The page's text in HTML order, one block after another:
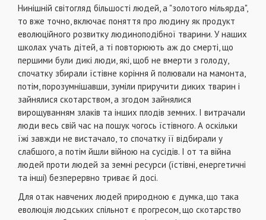
Нинішній світогляд більшості людей, а "золотого мільярда",
то вже точно, включає поняття про людину як продукт
еволюційного розвитку людиноподібної тварини. У наших
школах учать дітей, а ті повторюють аж до смерті, що
першими були дикі люди, які, щоб не вмерти з голоду,
спочатку збирали їстівне коріння й полювали на мамонта,
потім, порозумнішавши, зуміли приручити диких тварин і
зайнялися скотарством, а згодом зайнялися
вирощуванням злаків та інших плодів земних. І витрачали
люди весь свій час на пошук чогось їстівного. А оскільки
їжі завжди не вистачало, то спочатку її відбирали у
слабшого, а потім йшли війною на сусідів. І от та війна
людей проти людей за земні ресурси (їстівні, енергетичні
та інші) безперервно триває й досі.
Для отак навчених людей природною є думка, що така
еволюція людських спільнот є прогресом, що скотарство